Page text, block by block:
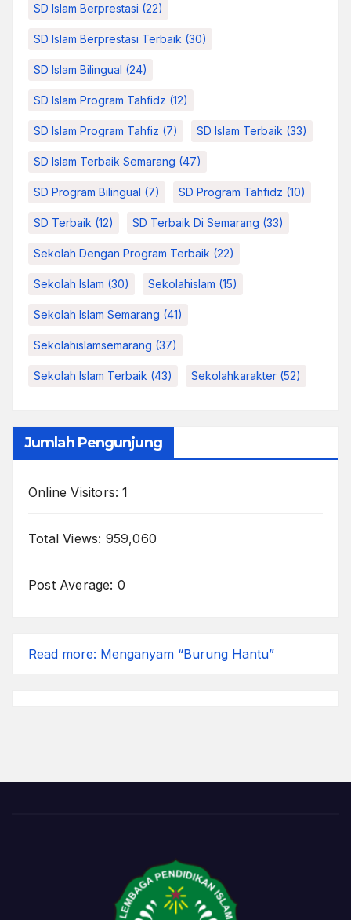
SD Islam Berprestasi (22)
SD Islam Berprestasi Terbaik (30)
SD Islam Bilingual (24)
SD Islam Program Tahfidz (12)
SD Islam Program Tahfiz (7) SD Islam Terbaik (33)
SD Islam Terbaik Semarang (47)
SD Program Bilingual (7) SD Program Tahfidz (10)
SD Terbaik (12) SD Terbaik Di Semarang (33)
Sekolah Dengan Program Terbaik (22)
Sekolah Islam (30) Sekolahislam (15)
Sekolah Islam Semarang (41)
Sekolahislamsemarang (37)
Sekolah Islam Terbaik (43) Sekolahkarakter (52)
Jumlah Pengunjung
Online Visitors:1
Total Views: 959,060
Post Average: 0
Read more: Menganyam “Burung Hantu”